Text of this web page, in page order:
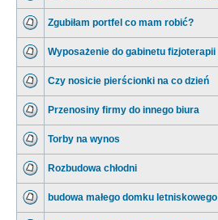
Zgubiłam portfel co mam robić?
Wyposażenie do gabinetu fizjoterapii
Czy nosicie pierścionki na co dzień
Przenosiny firmy do innego biura
Torby na wynos
Rozbudowa chłodni
budowa małego domku letniskowego